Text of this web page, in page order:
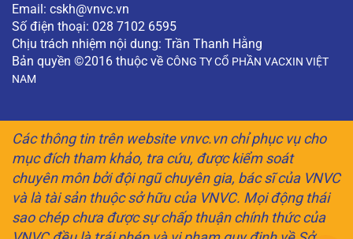
Email: cskh@vnvc.vn
Số điện thoại: 028 7102 6595
Chịu trách nhiệm nội dung: Trần Thanh Hằng
Bản quyền ©2016 thuộc về CÔNG TY CỔ PHẦN VACXIN VIỆT
NAM
Các thông tin trên website vnvc.vn chỉ phục vụ cho
mục đích tham khảo, tra cứu, được kiểm soát
chuyên môn bởi đội ngũ chuyên gia, bác sĩ của VNVC
và là tài sản thuộc sở hữu của VNVC. Mọi động thái
sao chép chưa được sự chấp thuận chính thức của